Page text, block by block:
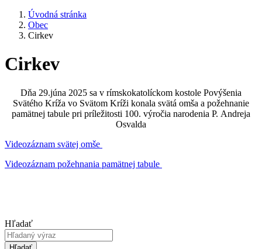
Úvodná stránka
Obec
Cirkev
Cirkev
Dňa 29.júna 2025 sa v rímskokatolíckom kostole Povýšenia
Svätého Kríža vo Svätom Kríži konala svätá omša a požehnanie
pamätnej tabule pri príležitosti 100. výročia narodenia P. Andreja
Osvalda
Videozáznam svätej omše
Videozáznam požehnania pamätnej tabule
Hľadať